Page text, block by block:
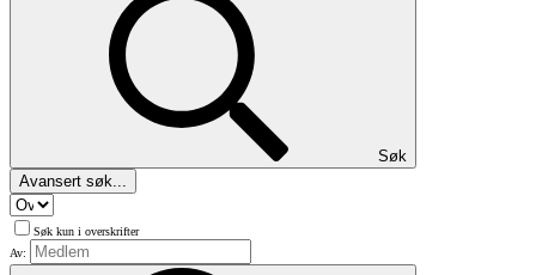
Søk
Avansert søk...
Søk kun i overskrifter
Av: